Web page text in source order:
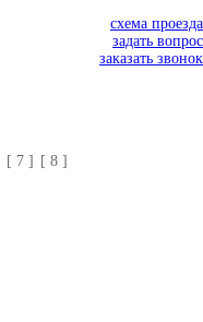
схема проезда
задать вопрос
заказать звонок
[ 7 ] [ 8 ]